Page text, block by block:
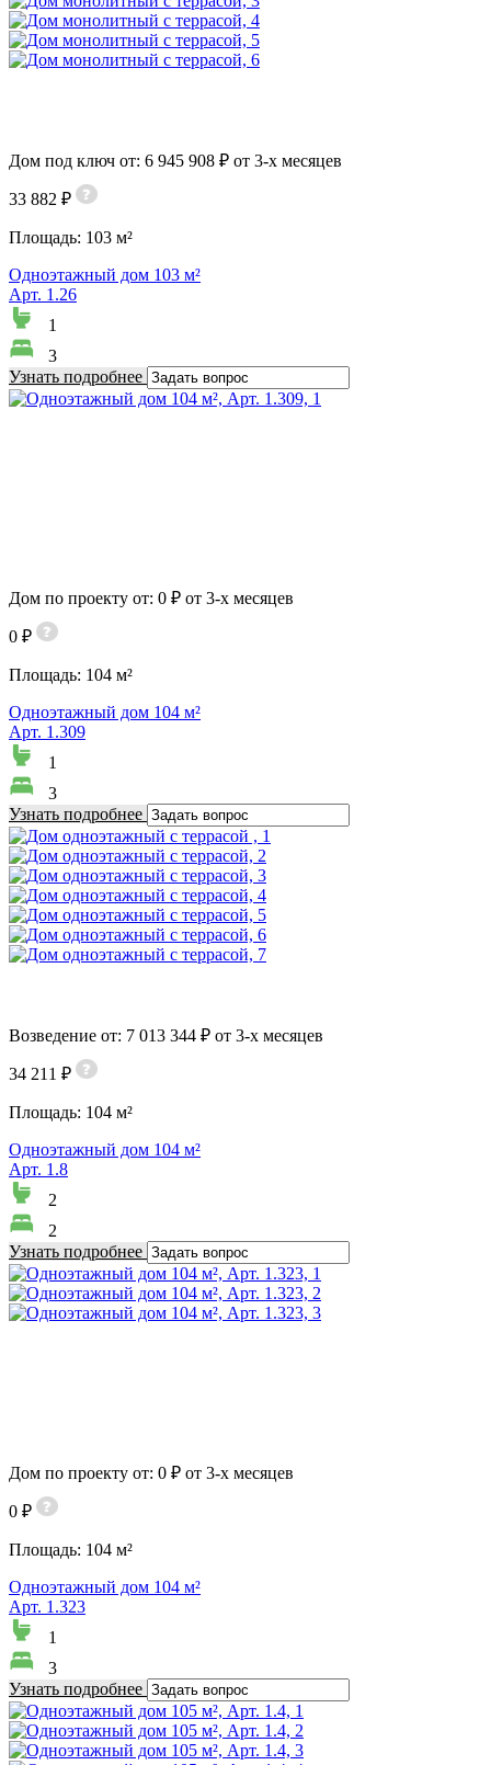
Дом под ключ от: 6 945 908 ₽ от 3-х месяцев
33 882 ₽
Площадь: 103 м²
Одноэтажный дом 103 м²
Арт. 1.26
1
3
Узнать подробнее
Дом по проекту от: 0 ₽ от 3-х месяцев
0 ₽
Площадь: 104 м²
Одноэтажный дом 104 м²
Арт. 1.309
1
3
Узнать подробнее
Возведение от: 7 013 344 ₽ от 3-х месяцев
34 211 ₽
Площадь: 104 м²
Одноэтажный дом 104 м²
Арт. 1.8
2
2
Узнать подробнее
Дом по проекту от: 0 ₽ от 3-х месяцев
0 ₽
Площадь: 104 м²
Одноэтажный дом 104 м²
Арт. 1.323
1
3
Узнать подробнее